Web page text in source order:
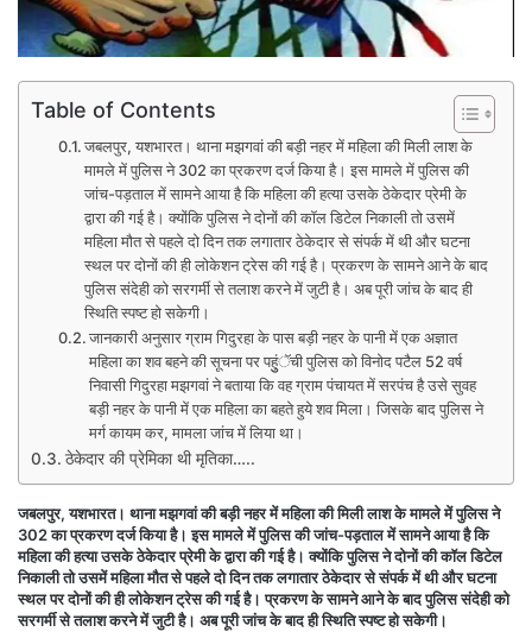
Table of Contents
जबलपुर, यशभारत। थाना मझगवां की बड़ी नहर में महिला की मिली लाश के
मामले में पुलिस ने 302 का प्रकरण दर्ज किया है। इस मामले में पुलिस की
जांच-पड़ताल में सामने आया है कि महिला की हत्या उसके ठेकेदार प्रेमी के
द्वारा की गई है। क्योंकि पुलिस ने दोनों की कॉल डिटेल निकाली तो उसमें
महिला मौत से पहले दो दिन तक लगातार ठेकेदार से संपर्क में थी और घटना
स्थल पर दोनों की ही लोकेशन ट्रेस की गई है। प्रकरण के सामने आने के बाद
पुलिस संदेही को सरगर्मी से तलाश करने में जुटी है। अब पूरी जांच के बाद ही
स्थिति स्पष्ट हो सकेगी।
जानकारी अनुसार ग्राम गिदुरहा के पास बड़ी नहर के पानी में एक अज्ञात
महिला का शव बहने की सूचना पर पहुुंॅची पुलिस को विनोद पटैल 52 वर्ष
निवासी गिदुरहा मझगवां ने बताया कि वह ग्राम पंचायत में सरपंच है उसे सुवह
बड़ी नहर के पानी में एक महिला का बहते हुये शव मिला। जिसके बाद पुलिस ने
मर्ग कायम कर, मामला जांच में लिया था।
ठेकेदार की प्रेमिका थी मृतिका…..
जबलपुर, यशभारत। थाना मझगवां की बड़ी नहर में महिला की मिली लाश के मामले में पुलिस ने
302 का प्रकरण दर्ज किया है। इस मामले में पुलिस की जांच-पड़ताल में सामने आया है कि
महिला की हत्या उसके ठेकेदार प्रेमी के द्वारा की गई है। क्योंकि पुलिस ने दोनों की कॉल डिटेल
निकाली तो उसमें महिला मौत से पहले दो दिन तक लगातार ठेकेदार से संपर्क में थी और घटना
स्थल पर दोनों की ही लोकेशन ट्रेस की गई है। प्रकरण के सामने आने के बाद पुलिस संदेही को
सरगर्मी से तलाश करने में जुटी है। अब पूरी जांच के बाद ही स्थिति स्पष्ट हो सकेगी।